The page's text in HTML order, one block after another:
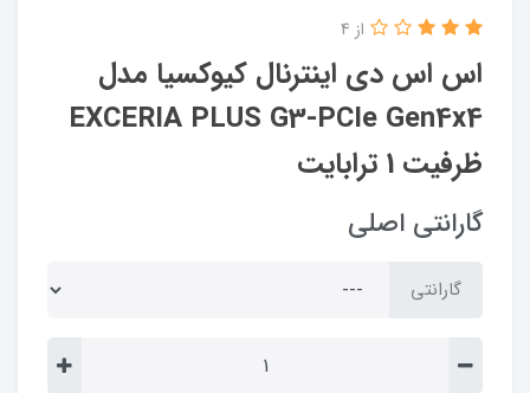
اس اس دی اینترنال کیوکسیا مدل
EXCERIA PLUS G3-PCIe Gen4x4
ظرفیت 1 ترابایت
از 4
گارانتی اصلی
گارانتی